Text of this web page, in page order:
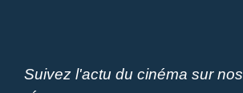
Suivez l'actu du cinéma sur nos